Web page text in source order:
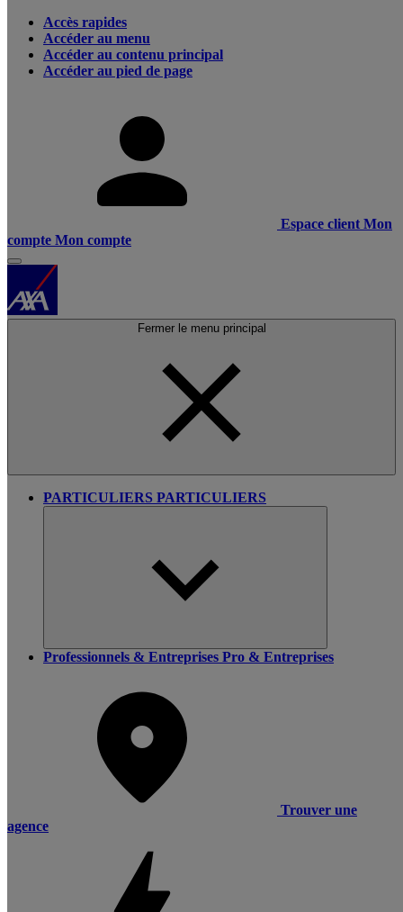
Accès rapides
Accéder au menu
Accéder au contenu principal
Accéder au pied de page
Espace client Mon
compte Mon compte
Fermer le menu principal
PARTICULIERS PARTICULIERS
Professionnels & Entreprises Pro & Entreprises
Trouver une
agence